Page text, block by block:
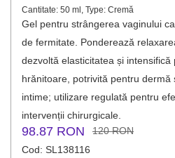
Cantitate: 50 ml, Type: Cremă
Gel pentru strângerea vaginului
de fermitate. Ponderează
dezvoltă elasticitatea și intensifică
hrănitoare, potrivită pentru dermă
intime; utilizare regulată pentru
intervenții chirurgicale.
98.87 RON
120 RON
Cod: SL138116